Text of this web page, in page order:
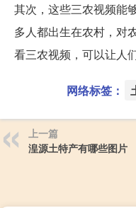
其次，这些三农视频能
多人都出生在农村，对
看三农视频，可以让人
网络标签：
上一篇
湟源土特产有哪些图片